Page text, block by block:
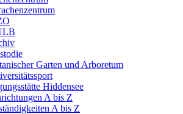
Garten und Arboretum
Hiddensee
A bis Z
A bis Z